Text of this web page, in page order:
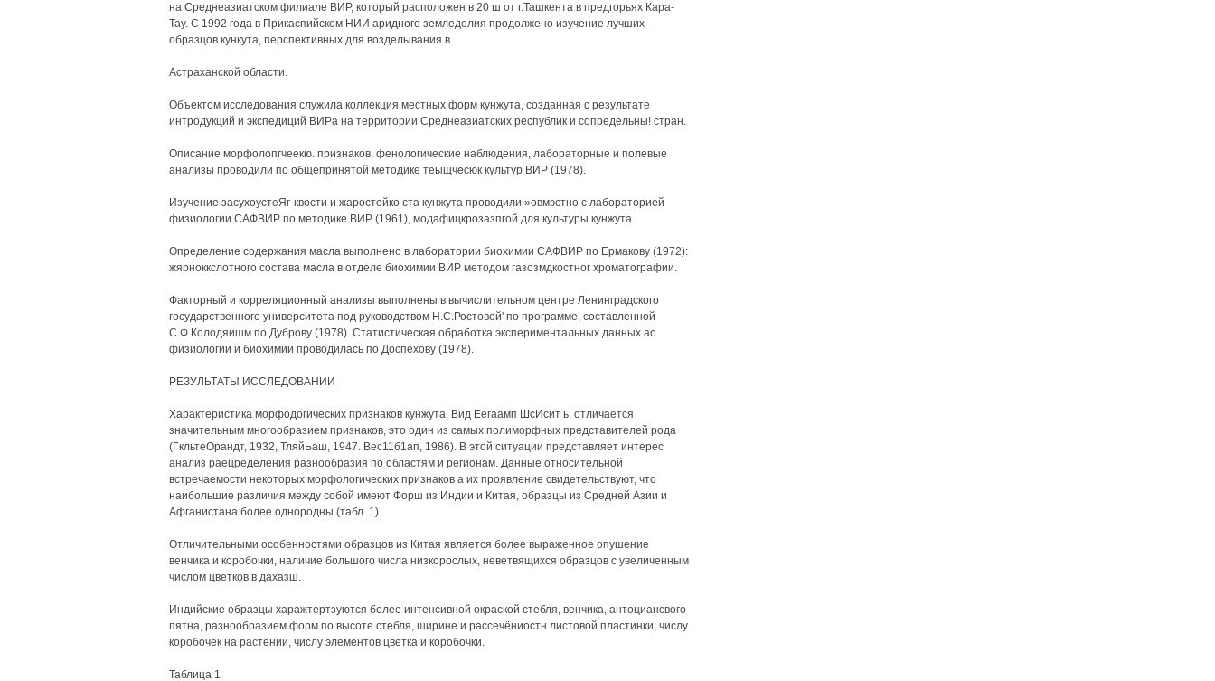
на Среднеазиатском филиале ВИР, который расположен в 20 ш от г.Ташкента в предгорьях Кара-
Тау. С 1992 года в Прикаспийском НИИ аридного земледелия продолжено изучение лучших
образцов кункута, перспективных для возделывания в
Астраханской области.
Объектом исследования служила коллекция местных форм кунжута, созданная с результате
интродукций и экспедиций ВИРа на территории Среднеазиатских республик и сопредельны! стран.
Описание морфолопгчеекю. признаков, фенологические наблюдения, лабораторные и полевые
анализы проводили по общепринятой методике теыщчесюк культур ВИР (1978).
Изучение засухоустеЯг-квости и жаростойко ста кунжута проводили »овмэстно с лабораторией
физиологии САФВИР по методике ВИР (1961), модафицкрозазпгой для культуры кунжута.
Определение содержания масла выполнено в лаборатории биохимии САФВИР по Ермакову (1972):
жярноккслотного состава масла в отделе биохимии ВИР методом газозмдкостног хроматографии.
Факторный и корреляционный анализы выполнены в вычислительном центре Ленинградского
государственного университета под руководством Н.С.Ростовой' по программе, составленной
С.Ф.Колодяишм по Дуброву (1978). Статистическая обработка экспериментальных данных ао
физиологии и биохимии проводилась по Доспехову (1978).
РЕЗУЛЬТАТЫ ИССЛЕДОВАНИИ
Характеристика морфодогических признаков кунжута. Вид Еегаамп ШсИсит ь. отличается
значительным многообразием признаков, это один из самых полиморфных представителей рода
(ГкльтеОрандт, 1932, ТляйЬаш, 1947. Вес11б1ап, 1986). В этой ситуации представляет интерес
анализ раецределения разнообразия по областям и регионам. Данные относительной
встречаемости некоторых морфологических признаков а их проявление свидетельствуют, что
наибольшие различия между собой имеют Форш из Индии и Китая, образцы из Средней Азии и
Афганистана более однородны (табл. 1).
Отличительными особенностями образцов из Китая является более выраженное опушение
венчика и коробочки, наличие большого числа низкорослых, неветвящихся образцов с увеличенным
числом цветков в дахазш.
Индийские образцы харажтертзуются более интенсивной окраской стебля, венчика, антоциансвого
пятна, разнообразием форм по высоте стебля, ширине и рассечёниостн листовой пластинки, числу
коробочек на растении, числу элементов цветка и коробочки.
Таблица 1